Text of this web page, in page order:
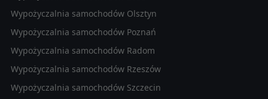
Wypożyczalnia samochodów Olsztyn
Wypożyczalnia samochodów Poznań
Wypożyczalnia samochodów Radom
Wypożyczalnia samochodów Rzeszów
Wypożyczalnia samochodów Szczecin